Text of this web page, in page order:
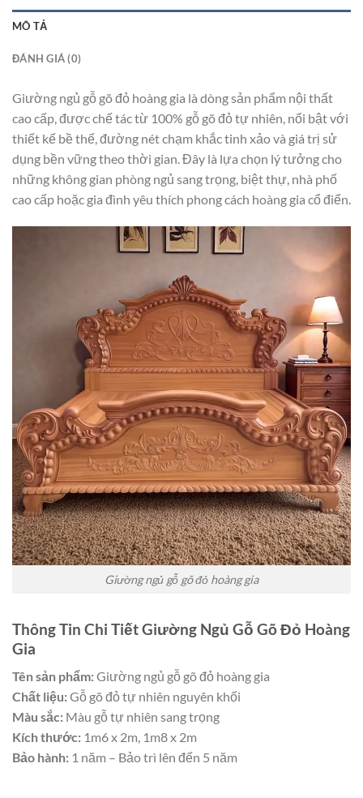
MÔ TẢ
ĐÁNH GIÁ (0)
Giường ngủ gỗ gõ đỏ hoàng gia là dòng sản phẩm nội thất
cao cấp, được chế tác từ 100% gỗ gõ đỏ tự nhiên, nổi bật với
thiết kế bề thế, đường nét chạm khắc tinh xảo và giá trị sử
dụng bền vững theo thời gian. Đây là lựa chọn lý tưởng cho
những không gian phòng ngủ sang trọng, biệt thự, nhà phố
cao cấp hoặc gia đình yêu thích phong cách hoàng gia cổ điển.
Giường ngủ gỗ gõ đỏ hoàng gia
Thông Tin Chi Tiết Giường Ngủ Gỗ Gõ Đỏ Hoàng
Gia
Tên sản phẩm:Giường ngủ gỗ gõ đỏ hoàng gia
Chất liệu:Gỗ gõ đỏ tự nhiên nguyên khối
Màu sắc: Màu gỗ tự nhiên sang trọng
Kích thước: 1m6 x 2m, 1m8 x 2m
Bảo hành: 1 năm – Bảo trì lên đến 5 năm